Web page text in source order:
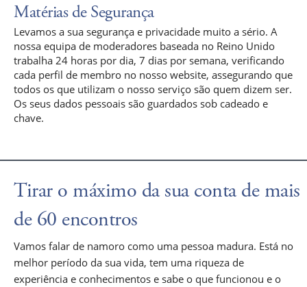
Matérias de Segurança
Levamos a sua segurança e privacidade muito a sério. A
nossa equipa de moderadores baseada no Reino Unido
trabalha 24 horas por dia, 7 dias por semana, verificando
cada perfil de membro no nosso website, assegurando que
todos os que utilizam o nosso serviço são quem dizem ser.
Os seus dados pessoais são guardados sob cadeado e
chave.
Tirar o máximo da sua conta de mais
de 60 encontros
Vamos falar de namoro como uma pessoa madura. Está no
melhor período da sua vida, tem uma riqueza de
experiência e conhecimentos e sabe o que funcionou e o